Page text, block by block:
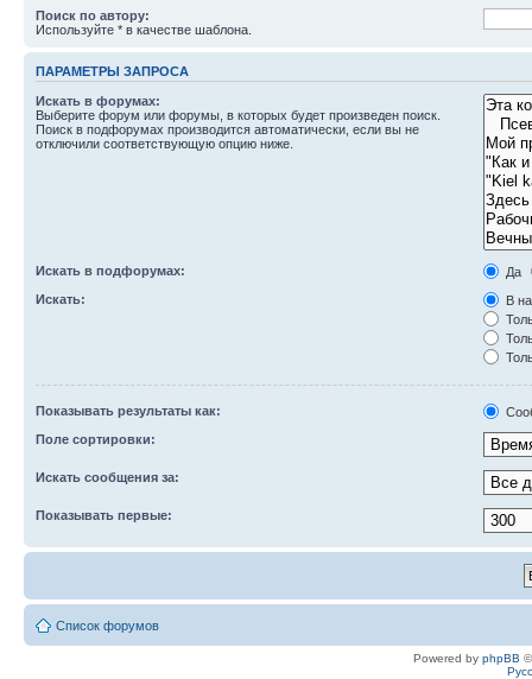
Поиск по автору:
Используйте * в качестве шаблона.
ПАРАМЕТРЫ ЗАПРОСА
Искать в форумах:
Выберите форум или форумы, в которых будет произведен поиск.
Поиск в подфорумах производится автоматически, если вы не
отключили соответствующую опцию ниже.
Искать в подфорумах:
Да
Искать:
В
Показывать результаты как:
Поле сортировки:
Искать сообщения за:
Показывать первые:
Список форумов
Powered by phpBB